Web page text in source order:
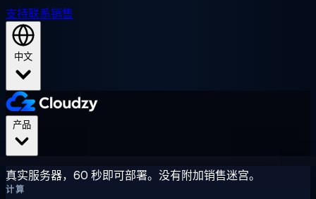
支持联系销售
中文
真实服务器，60 秒即可部署。没有附加销售迷宫。
计算